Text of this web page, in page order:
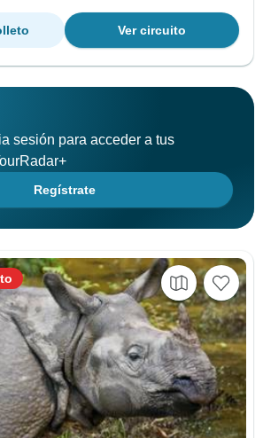
Ver circuito
sesión para acceder a tus
Regístrate